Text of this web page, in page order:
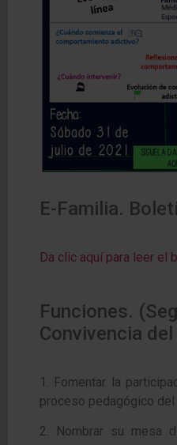
E-Familia.
Da clic aquí para leer el
Funciones.
Convivencia
1. Fomentar la
proceso pedagógico del
2. Nombrar su mesa